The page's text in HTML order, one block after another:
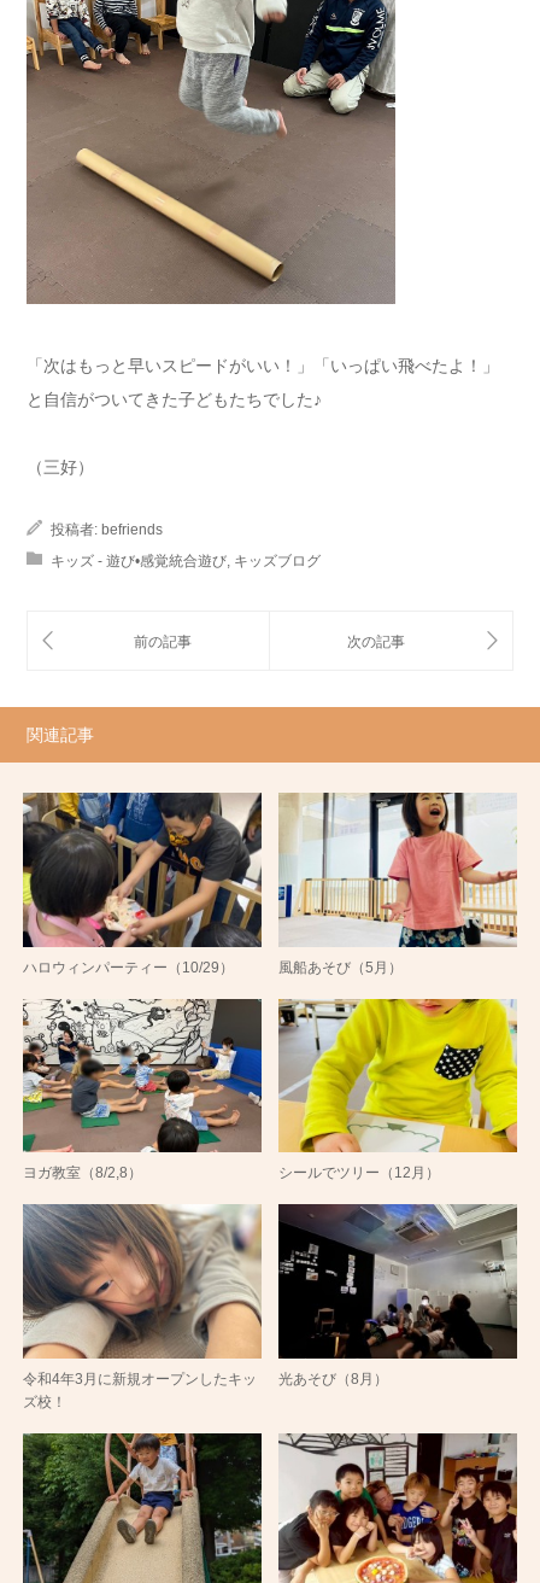
「次はもっと早いスピードがいい！」「いっぱい飛べたよ！」
と自信がついてきた子どもたちでした♪
（三好）
投稿者: befriends
キッズ - 遊び•感覚統合遊び キッズブログ
関連記事
ハロウィンパーティー（10/29） 風船あそび（5月）
ヨガ教室（8/2,8） シールでツリー（12月）
令和4年3月に新規オープンしたキッ
ズ校！
光あそび（8月）